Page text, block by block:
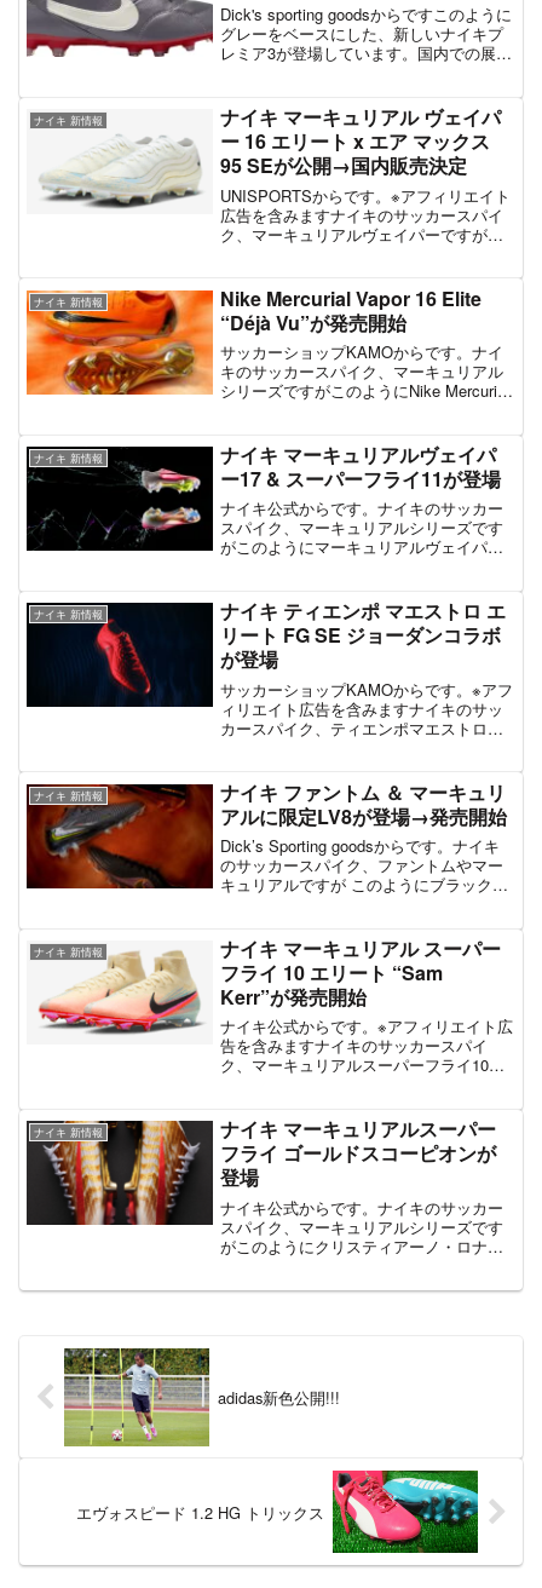
Dick's sporting goodsからですこのように
グレーをベースにした、新しいナイキプ
レミア3が登場しています。国内での展開
ザーを採用。折り返し式のシュータン...
ナイキ 新情報
ナイキ マーキュリアル ヴェイパ
ー 16 エリート x エア マックス
95 SEが公開→国内販売決定
UNISPORTSからです。※アフィリエイト
広告を含みますナイキのサッカースパイ
ク、マーキュリアルヴェイパーですがこ
エア マックス 95 SEが発売開始...
ナイキ 新情報
Nike Mercurial Vapor 16 Elite
“Déjà Vu”が発売開始
サッカーショップKAMOからです。ナイ
キのサッカースパイク、マーキュリアル
シリーズですがこのようにNike Mercurial
と、限...
ナイキ 新情報
ナイキ マーキュリアルヴェイパ
ー17 & スーパーフライ11が登場
ナイキ公式からです。ナイキのサッカー
スパイク、マーキュリアルシリーズです
がこのようにマーキュリアルヴェイパー
で未確定な情報があった通り、どちらも
ローカットで展開。そ...
ナイキ 新情報
ナイキ ティエンポ マエストロ エ
リート FG SE ジョーダンコラボ
が登場
サッカーショップKAMOからです。※アフ
ィリエイト広告を含みますナイキのサッ
カースパイク、ティエンポマエストロで
しています。発売日は3/14で、価格は
31680円。FG...
ナイキ 新情報
ナイキ ファントム ＆ マーキュリ
アルに限定LV8が登場→発売開始
Dick’s Sporting goodsからです。ナイキ
のサッカースパイク、ファントムやマー
キュリアルですが このようにブラックや
なるようで、今のところ国内販売は...
ナイキ 新情報
ナイキ マーキュリアル スーパー
フライ 10 エリート “Sam
Kerr”が発売開始
ナイキ公式からです。※アフィリエイト広
告を含みますナイキのサッカースパイ
ク、マーキュリアルスーパーフライ10で
デルが登場しています。価格は37180円...
ナイキ 新情報
ナイキ マーキュリアルスーパー
フライ ゴールドスコーピオンが
登場
ナイキ公式からです。ナイキのサッカー
スパイク、マーキュリアルシリーズです
がこのようにクリスティアーノ・ロナウ
adidas新色公開!!!
エヴォスピード 1.2 HG トリックス